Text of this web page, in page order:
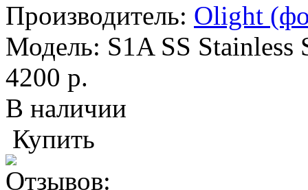
Производитель: Olight
Модель: S1A SS Stainless
4200 р.
В наличии
Купить